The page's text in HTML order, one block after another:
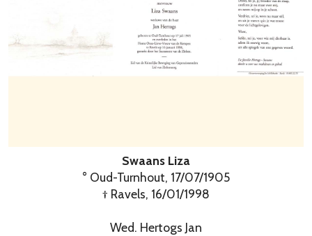
Swaans Liza
° Oud-Turnhout, 17/07/1905
† Ravels, 16/01/1998
Wed. Hertogs Jan